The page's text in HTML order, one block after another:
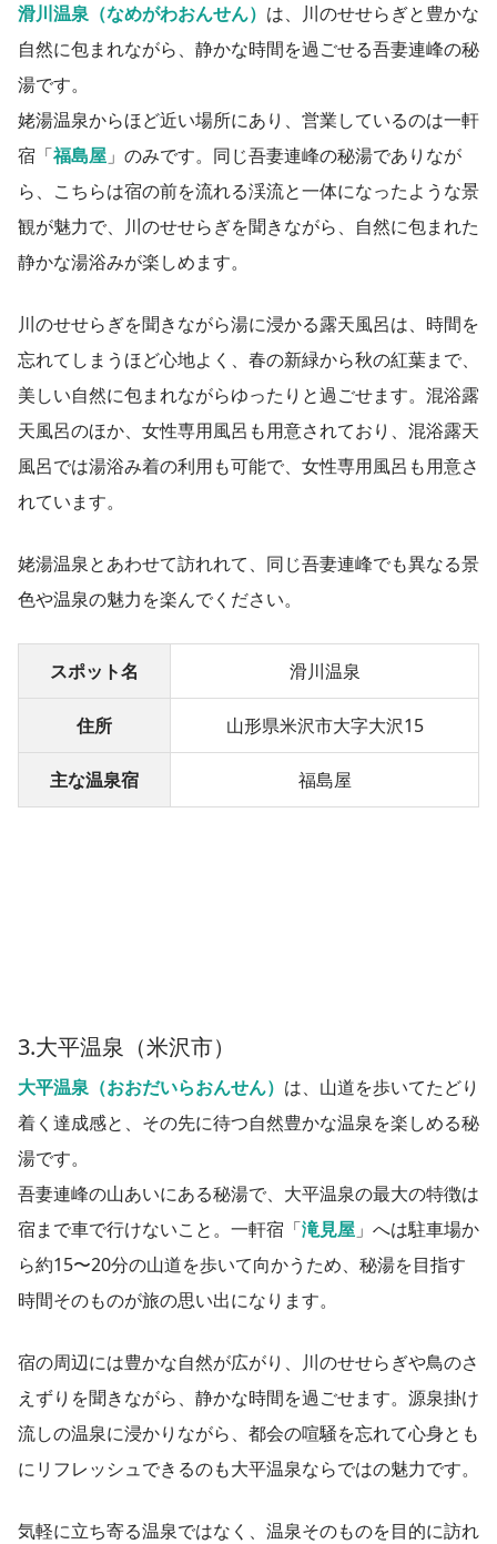
滑川温泉（なめがわおんせん） は、川のせせらぎと豊かな
自然に包まれながら、静かな時間を過ごせる吾妻連峰の秘
湯です。
姥湯温泉からほど近い場所にあり、営業しているのは一軒
宿「福島屋 」のみです。同じ吾妻連峰の秘湯でありなが
ら、こちらは宿の前を流れる渓流と一体になったような景
観が魅力で、川のせせらぎを聞きながら、自然に包まれた
静かな湯浴みが楽しめます。
川のせせらぎを聞きながら湯に浸かる露天風呂は、時間を
忘れてしまうほど心地よく、春の新緑から秋の紅葉まで、
美しい自然に包まれながらゆったりと過ごせます。混浴露
天風呂のほか、女性専用風呂も用意されており、混浴露天
風呂では湯浴み着の利用も可能で、女性専用風呂も用意さ
れています。
姥湯温泉とあわせて訪れれて、同じ吾妻連峰でも異なる景
色や温泉の魅力を楽んでください。
スポット名 滑川温泉
住所 山形県米沢市大字大沢15
主な温泉宿 福島屋
3.大平温泉（米沢市）
大平温泉（おおだいらおんせん） は、山道を歩いてたどり
着く達成感と、その先に待つ自然豊かな温泉を楽しめる秘
湯です。
吾妻連峰の山あいにある秘湯で、大平温泉の最大の特徴は
宿まで車で行けないこと。一軒宿「滝見屋 」へは駐車場か
ら約15〜20分の山道を歩いて向かうため、秘湯を目指す
時間そのものが旅の思い出になります。
宿の周辺には豊かな自然が広がり、川のせせらぎや鳥のさ
えずりを聞きながら、静かな時間を過ごせます。源泉掛け
流しの温泉に浸かりながら、都会の喧騒を忘れて心身とも
にリフレッシュできるのも大平温泉ならではの魅力です。
気軽に立ち寄る温泉ではなく、温泉そのものを目的に訪れ